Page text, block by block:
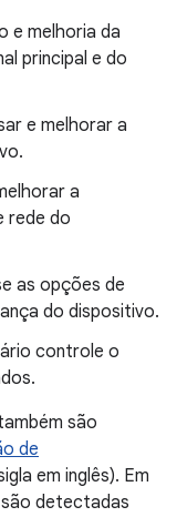
e melhoria da
principal e do
e melhorar a
a
rede do
as opções de
do dispositivo.
controle o
são
de
em inglês). Em
detectadas